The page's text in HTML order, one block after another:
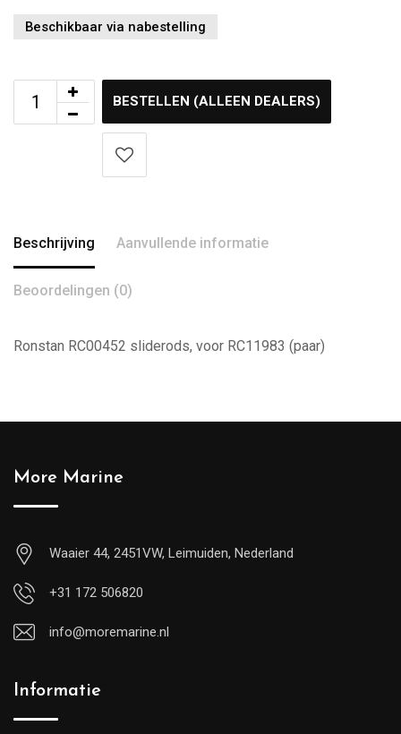
Beschikbaar via nabestelling
BESTELLEN (ALLEEN DEALERS)
Beschrijving Aanvullende informatie
Beoordelingen (0)
Ronstan RC00452 sliderods, voor RC11983 (paar)
More Marine
Waaier 44, 2451VW, Leimuiden, Nederland
+31 172 506820
info@moremarine.nl
Informatie